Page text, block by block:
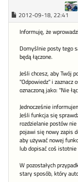
2012-09-18, 22:41
Informuję, że
Domyślnie posty tego
będą łączone.
Jeśli chcesz, aby Twój
"Odpowiedz" i zaznacz
oznaczoną jako: "Nie
Jednocześnie
Jeśli funkcja się
rozdzielanie postów
pojawi się nowy zapis
aby używać nowej
lub dopisać coś
W pozostałych
stary sposób, który